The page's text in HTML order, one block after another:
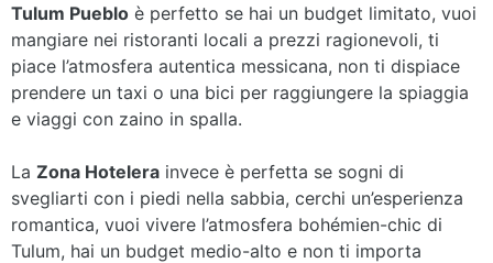
Tulum Pueblo è perfetto se hai un budget limitato, vuoi
mangiare nei ristoranti locali a prezzi ragionevoli, ti
piace l’atmosfera autentica messicana, non ti dispiace
prendere un taxi o una bici per raggiungere la spiaggia
e viaggi con zaino in spalla.
La Zona Hotelera invece è perfetta se sogni di
svegliarti con i piedi nella sabbia, cerchi un’esperienza
romantica, vuoi vivere l’atmosfera bohémien-chic di
Tulum, hai un budget medio-alto e non ti importa